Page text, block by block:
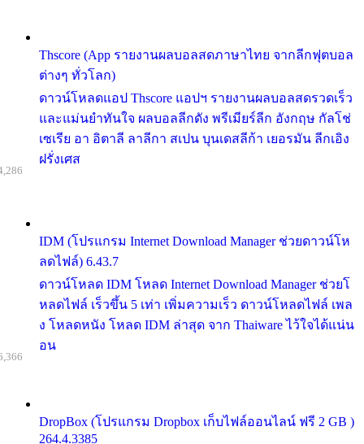
Thscore (App รายงานผลบอลสดภาษาไทย จากลีกฟุตบอล
ต่างๆ ทั่วโลก)
ดาวน์โหลดแอป Thscore แอปฯ รายงานผลบอลสดรวดเร็ว
และแม่นยำทันใจ ผลบอลลีกดัง พรีเมียร์ลีก อังกฤษ กัลโช่
เซเรีย อา อิตาลี ลาลีกา สเปน บุนเดสลีก้า เยอรมัน ลีกเอิง
ฝรั่งเศส
IDM (โปรแกรม Internet Download Manager ช่วยดาวน์โห
ลดไฟล์) 6.43.7
ดาวน์โหลด IDM โหลด Internet Download Manager ช่วยโ
หลดไฟล์ เร็วขึ้น 5 เท่า เพิ่มความเร็ว ดาวน์โหลดไฟล์ เพล
ง โหลดหนัง โหลด IDM ล่าสุด จาก Thaiware ไว้ใจได้แน่น
อน
DropBox (โปรแกรม Dropbox เก็บไฟล์ออนไลน์ ฟรี 2 GB )
264.4.3385